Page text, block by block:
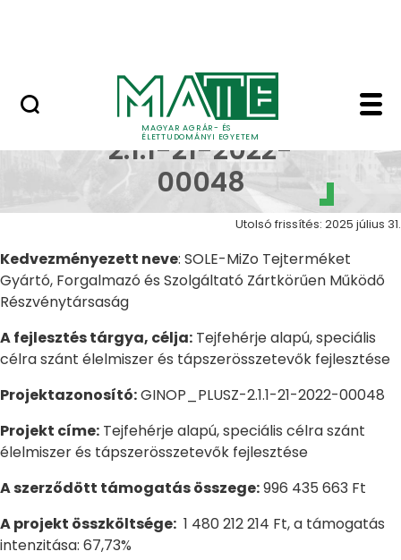
MAGYAR AGRÁR- ÉS
ÉLETTUDOMÁNYI EGYETEM
GINOP_PLUSZ-
GINOP_PLUSZ-
2.1.1-21-2022-
00048
Utolsó frissítés: 2025 július 31.
Kedvezményezett neve: SOLE-MiZo Tejterméket
Gyártó, Forgalmazó és Szolgáltató Zártkörűen Működő
Részvénytársaság
A fejlesztés tárgya, célja: Tejfehérje alapú, speciális
célra szánt élelmiszer és tápszerösszetevők fejlesztése
Projektazonosító:GINOP_PLUSZ-2.1.1-21-2022-00048
Projekt címe: Tejfehérje alapú, speciális célra szánt
élelmiszer és tápszerösszetevők fejlesztése
A szerződött támogatás összege:996 435 663 Ft
A projekt összköltsége: 1 480 212 214 Ft, a támogatás
intenzitása: 67,73%